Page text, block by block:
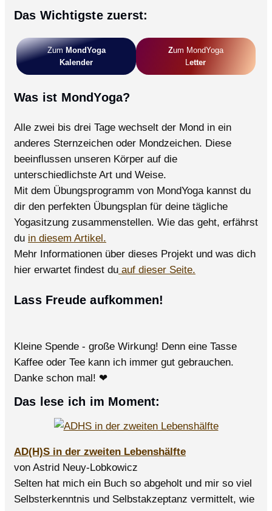
Das Wichtigste zuerst:
ZumMondYoga
Kalender
ZUm MondYoga
LEtter
Was ist MondYoga?
Alle zwei bis drei Tage wechselt der Mond in ein
anderes Sternzeichen oder Mondzeichen. Diese
beeinflussen unseren Körper auf die
unterschiedlichste Art und Weise.
Mit dem Übungsprogramm von MondYoga kannst du
dir den perfekten Übungsplan für deine tägliche
Yogasitzung zusammenstellen. Wie das geht, erfährst
du in diesem Artikel.
Mehr Informationen über dieses Projekt und was dich
hier erwartet findest du auf dieser Seite.
Lass Freude aufkommen!
Kleine Spende - große Wirkung! Denn eine Tasse
Kaffee oder Tee kann ich immer gut gebrauchen.
Danke schon mal! ❤
Das lese ich im Moment:
AD(H)S in der zweiten Lebenshälfte
von Astrid Neuy-Lobkowicz
Selten hat mich ein Buch so abgeholt und mir so viel
Selbsterkenntnis und Selbstakzeptanz vermittelt, wie